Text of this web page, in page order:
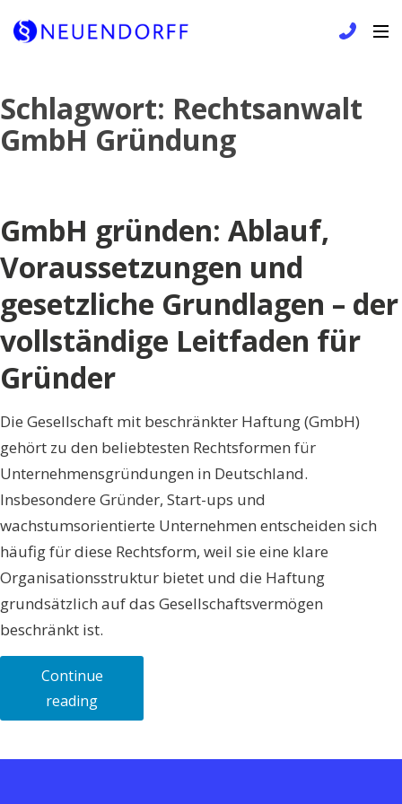
to
content
Schlagwort: Rechtsanwalt
GmbH Gründung
GmbH gründen: Ablauf,
Voraussetzungen und
gesetzliche Grundlagen – der
vollständige Leitfaden für
Gründer
Die Gesellschaft mit beschränkter Haftung (GmbH)
gehört zu den beliebtesten Rechtsformen für
Unternehmensgründungen in Deutschland.
Insbesondere Gründer, Start-ups und
wachstumsorientierte Unternehmen entscheiden sich
häufig für diese Rechtsform, weil sie eine klare
Organisationsstruktur bietet und die Haftung
grundsätzlich auf das Gesellschaftsvermögen
beschränkt ist.
Continue
reading„GmbH
gründen: